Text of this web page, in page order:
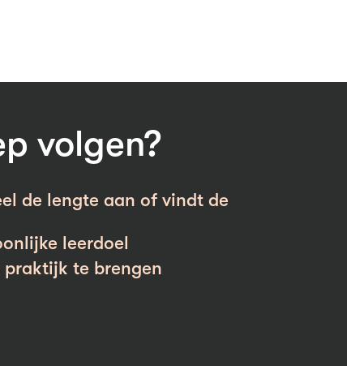
volgen?
de lengte aan of vindt de
leerdoel
te brengen